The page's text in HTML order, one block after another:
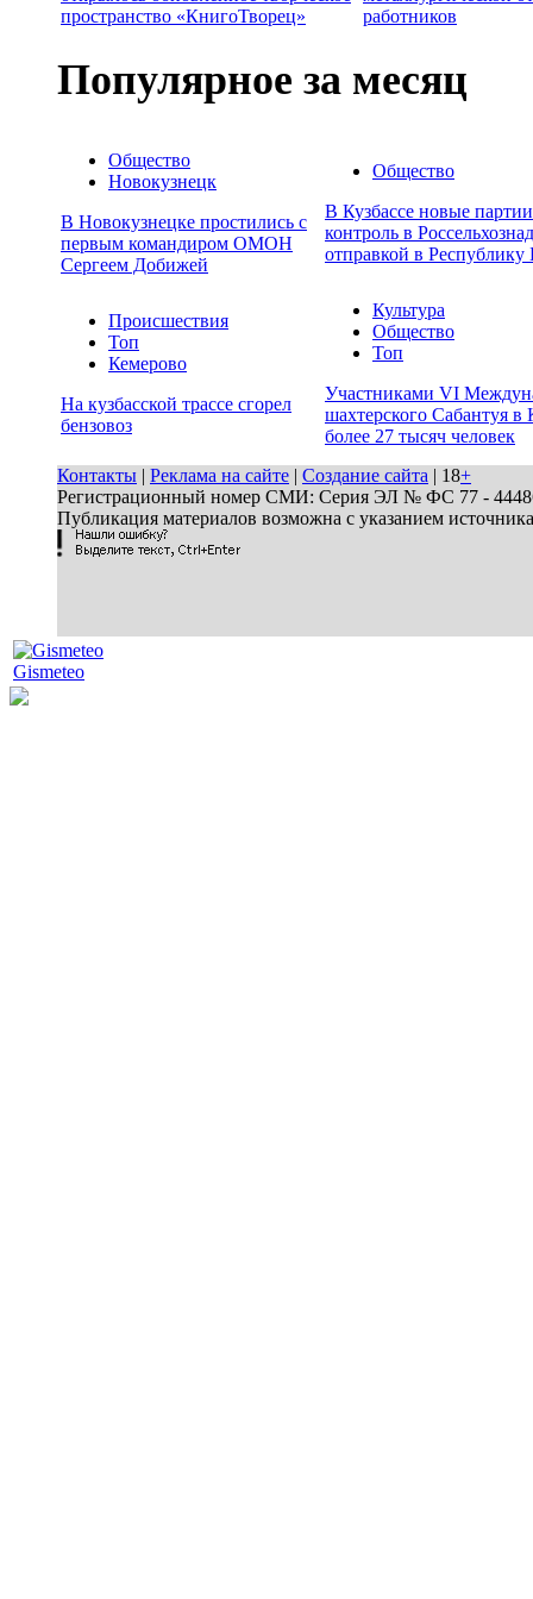
пространство «КнигоТворец»
работников
Популярное за месяц
Общество
Новокузнецк
В Новокузнецке простились с
первым командиром ОМОН
Сергеем Добижей
Общество
В Кузбассе новые
контроль в
отправкой в Республику
Происшествия
Топ
Кемерово
На кузбасской трассе сгорел
бензовоз
Культура
Общество
Топ
Участниками VI
шахтерского Сабантуя в
более 27 тысяч человек
Контакты | Реклама на сайте | Создание сайта | 18+
Регистрационный номер СМИ: Серия ЭЛ № ФС 77 - 44486
Публикация материалов возможна с указанием
Gismeteo